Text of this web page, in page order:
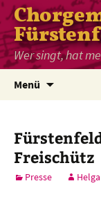
Wer singt, hat
Menü
Freischütz
Presse